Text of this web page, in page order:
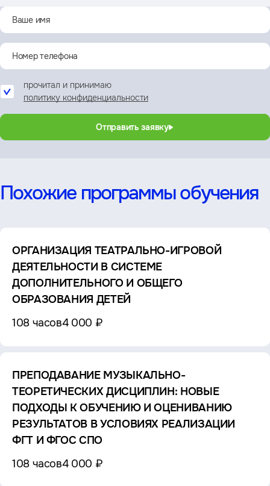
прочитал и принимаю
политику конфиденциальности
Отправить заявку
Похожие программы обучения
ОРГАНИЗАЦИЯ ТЕАТРАЛЬНО-ИГРОВОЙ
ДЕЯТЕЛЬНОСТИ В СИСТЕМЕ
ДОПОЛНИТЕЛЬНОГО И ОБЩЕГО
ОБРАЗОВАНИЯ ДЕТЕЙ
108 часов4 000 ₽
ПРЕПОДАВАНИЕ МУЗЫКАЛЬНО-
ТЕОРЕТИЧЕСКИХ ДИСЦИПЛИН: НОВЫЕ
ПОДХОДЫ К ОБУЧЕНИЮ И ОЦЕНИВАНИЮ
РЕЗУЛЬТАТОВ В УСЛОВИЯХ РЕАЛИЗАЦИИ
ФГТ И ФГОС СПО
108 часов4 000 ₽